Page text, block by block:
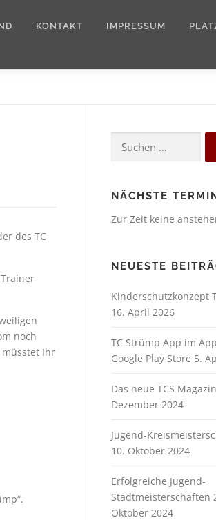
KONTAKT IMPRESSUM
des TC
noch
Ihr
Suchen
nach:
NÄCHSTE
Zur Zeit keine
NEUESTE
Kinderschutzkonzept
16. April 2026
TC Strümp App im
Google Play Store 5.
Das neue TCS
Dezember 2024
Jugend-
10. Oktober 2024
Erfolgreiche Jugend-
Stadtmeisterschaften
Oktober 2024